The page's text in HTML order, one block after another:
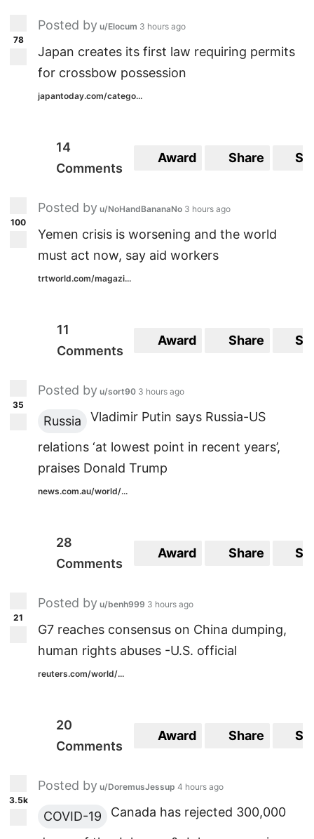
78
Posted by u/Elocum 3 hours ago
Japan creates its first law requiring permits
for crossbow possession
japantoday.com/catego...
14
Comments
Award Share
100
Posted by u/NoHandBananaNo 3 hours ago
Yemen crisis is worsening and the world
must act now, say aid workers
trtworld.com/magazi...
11
Comments
Award Share
35
Posted by u/sort90 3 hours ago
Russia Vladimir Putin says Russia-US
relations ‘at lowest point in recent years’,
praises Donald Trump
news.com.au/world/...
28
Comments
Award Share
21
Posted by u/benh999 3 hours ago
G7 reaches consensus on China dumping,
human rights abuses -U.S. official
reuters.com/world/...
20
Comments
Award Share
3.5k
Posted by u/DoremusJessup 4 hours ago
COVID-19 Canada has rejected 300,000